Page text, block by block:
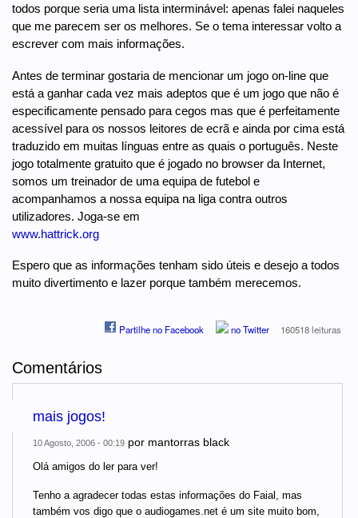
todos porque seria uma lista interminável: apenas falei naqueles
que me parecem ser os melhores. Se o tema interessar volto a
escrever com mais informações.
Antes de terminar gostaria de mencionar um jogo on-line que
está a ganhar cada vez mais adeptos que é um jogo que não é
especificamente pensado para cegos mas que é perfeitamente
acessível para os nossos leitores de ecrã e ainda por cima está
traduzido em muitas línguas entre as quais o português. Neste
jogo totalmente gratuito que é jogado no browser da Internet,
somos um treinador de uma equipa de futebol e
acompanhamos a nossa equipa na liga contra outros
utilizadores. Joga-se em
www.hattrick.org
Espero que as informações tenham sido úteis e desejo a todos
muito divertimento e lazer porque também merecemos.
Partilhe no Facebook no Twitter 160518 leituras
Comentários
mais jogos!
10 Agosto, 2006 - 00:19 por mantorras black
Olá amigos do ler para ver!
Tenho a agradecer todas estas informações do Faial, mas
também vos digo que o audiogames.net é um site muito bom,